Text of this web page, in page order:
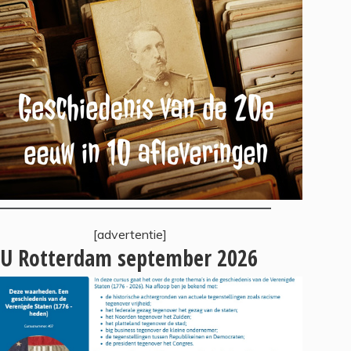
[advertentie]
Rotterdam september 2026